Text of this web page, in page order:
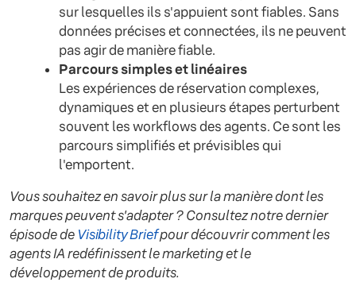
sur lesquelles ils s'appuient sont fiables. Sans
données précises et connectées, ils ne peuvent
pas agir de manière fiable.
Parcours simples et linéaires
Les expériences de réservation complexes,
dynamiques et en plusieurs étapes perturbent
souvent les workflows des agents. Ce sont les
parcours simplifiés et prévisibles qui
l'emportent.
Vous souhaitez en savoir plus sur la manière dont les
marques peuvent s'adapter ? Consultez notre dernier
épisode de Visibility Briefpour découvrir comment les
agents IA redéfinissent le marketing et le
développement de produits.